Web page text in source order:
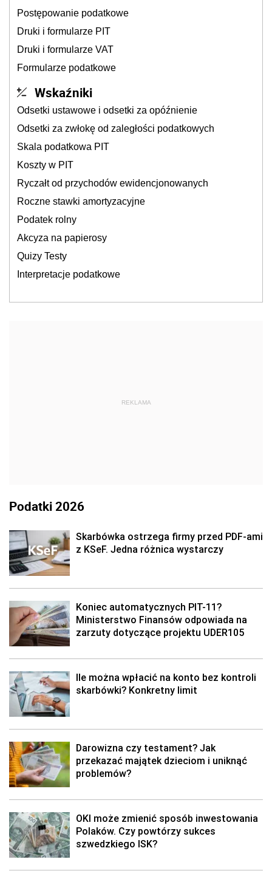
Postępowanie podatkowe
Druki i formularze PIT
Druki i formularze VAT
Formularze podatkowe
Wskaźniki
Odsetki ustawowe i odsetki za opóźnienie
Odsetki za zwłokę od zaległości podatkowych
Skala podatkowa PIT
Koszty w PIT
Ryczałt od przychodów ewidencjonowanych
Roczne stawki amortyzacyjne
Podatek rolny
Akcyza na papierosy
Quizy Testy
Interpretacje podatkowe
REKLAMA
Podatki 2026
Skarbówka ostrzega firmy przed PDF-ami
z KSeF. Jedna różnica wystarczy
Koniec automatycznych PIT-11?
Ministerstwo Finansów odpowiada na
zarzuty dotyczące projektu UDER105
Ile można wpłacić na konto bez kontroli
skarbówki? Konkretny limit
Darowizna czy testament? Jak
przekazać majątek dzieciom i uniknąć
problemów?
OKI może zmienić sposób inwestowania
Polaków. Czy powtórzy sukces
szwedzkiego ISK?